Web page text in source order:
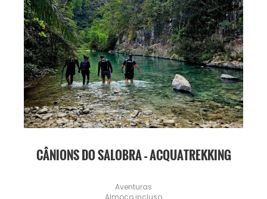
CÂNIONS DO SALOBRA – ACQUATREKKING
Aventuras